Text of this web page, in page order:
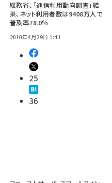
総務省、「通信利用動向調査」結
果、ネット利用者数は9408万人で
普及率78.0％
2010年4月29日 1:41
25
36